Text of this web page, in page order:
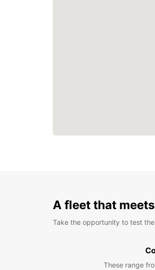
A fleet that
Take the opportunity to test
These range